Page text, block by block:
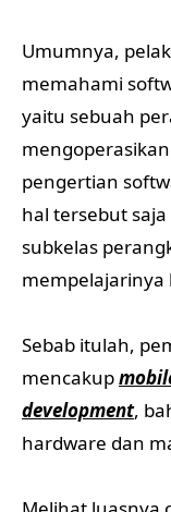
Umumnya,
memahami
yaitu sebuah
pengertian
hal tersebut
subkelas
mempelajarinya
Sebab itulah,
mencakup
development,
hardware dan